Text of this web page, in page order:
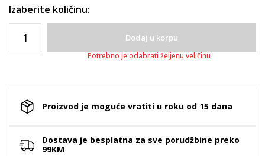
Izaberite količinu:
Dodaj u korpu
Potrebno je odabrati željenu veličinu
Proizvod je moguće vratiti u roku od 15 dana
Dostava je besplatna za sve porudžbine preko
99KM